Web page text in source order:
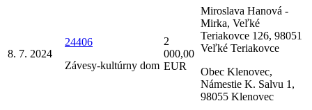
8. 7. 2024
24406
Závesy-kultúrny dom
2
000,00
EUR
Miroslava Hanová -
Mirka, Veľké
Teriakovce 126, 98051
Veľké Teriakovce
Obec Klenovec,
Námestie K. Salvu 1,
98055 Klenovec